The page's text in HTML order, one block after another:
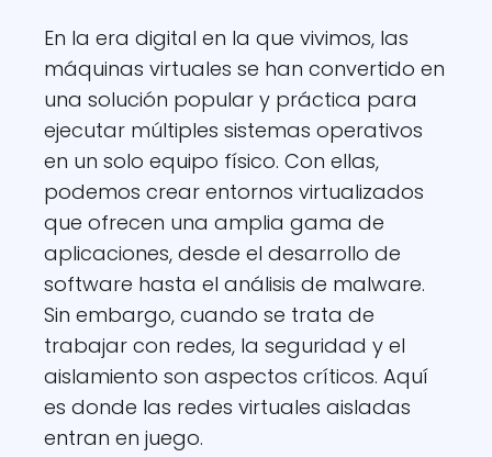
En la era digital en la que vivimos, las
máquinas virtuales se han convertido en
una solución popular y práctica para
ejecutar múltiples sistemas operativos
en un solo equipo físico. Con ellas,
podemos crear entornos virtualizados
que ofrecen una amplia gama de
aplicaciones, desde el desarrollo de
software hasta el análisis de malware.
Sin embargo, cuando se trata de
trabajar con redes, la seguridad y el
aislamiento son aspectos críticos. Aquí
es donde las redes virtuales aisladas
entran en juego.